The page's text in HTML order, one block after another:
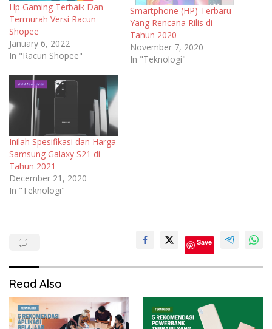
Hp Gaming Terbaik Dan
Termurah Versi Racun
Shopee
January 6, 2022
In "Racun Shopee"
Smartphone (HP) Terbaru
Yang Rencana Rilis di
Tahun 2020
November 7, 2020
In "Teknologi"
Inilah Spesifikasi dan Harga
Samsung Galaxy S21 di
Tahun 2021
December 21, 2020
In "Teknologi"
Save
Read Also